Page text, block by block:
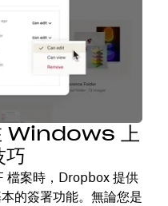
Windows 上
巧
檔案時，Dropbox 提供
的簽署功能。無論您是